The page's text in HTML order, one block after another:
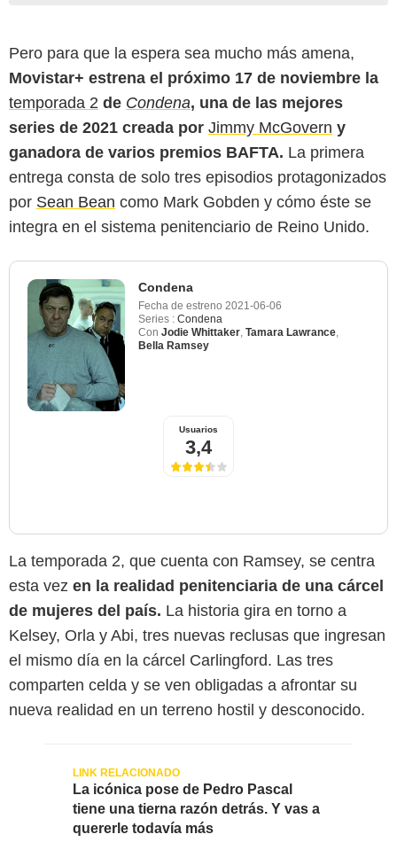
Pero para que la espera sea mucho más amena,
Movistar+ estrena el próximo 17 de noviembre la
temporada 2 de Condena, una de las mejores
series de 2021 creada por Jimmy McGovern y
ganadora de varios premios BAFTA. La primera
entrega consta de solo tres episodios protagonizados
por Sean Bean como Mark Gobden y cómo éste se
integra en el sistema penitenciario de Reino Unido.
Condena
Fecha de estreno 2021-06-06
Series : Condena
Con Jodie Whittaker Tamara Lawrance
Bella Ramsey
Usuarios
3,4
La temporada 2, que cuenta con Ramsey, se centra
esta vez en la realidad penitenciaria de una cárcel
de mujeres del país. La historia gira en torno a
Kelsey, Orla y Abi, tres nuevas reclusas que ingresan
el mismo día en la cárcel Carlingford. Las tres
comparten celda y se ven obligadas a afrontar su
nueva realidad en un terreno hostil y desconocido.
La icónica pose de Pedro Pascal
tiene una tierna razón detrás. Y vas a
quererle todavía más